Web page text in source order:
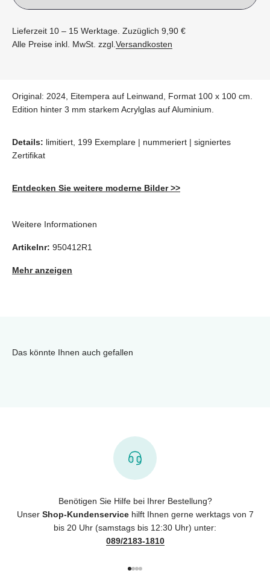
Lieferzeit 10 – 15 Werktage. Zuzüglich 9,90 €
Alle Preise inkl. MwSt. zzgl.Versandkosten
Original: 2024, Eitempera auf Leinwand, Format 100 x 100 cm.
Edition hinter 3 mm starkem Acrylglas auf Aluminium.
Details: limitiert, 199 Exemplare | nummeriert | signiertes
Zertifikat
Entdecken Sie weitere moderne Bilder >>
Weitere Informationen
Artikelnr: 950412R1
Mehr anzeigen
Das könnte Ihnen auch gefallen
Benötigen Sie Hilfe bei Ihrer Bestellung?
Unser Shop-Kundenservicehilft Ihnen gerne werktags von 7
bis 20 Uhr (samstags bis 12:30 Uhr) unter:
089/2183-1810